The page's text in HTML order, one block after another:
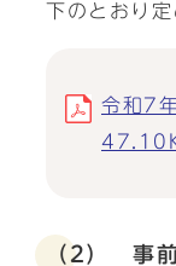
下のとおり
令和7
（2） 事